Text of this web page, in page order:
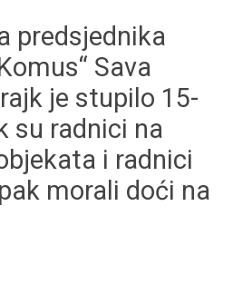
predsjednika
Sava
je stupilo 15-
su radnici na
i radnici
morali doći na